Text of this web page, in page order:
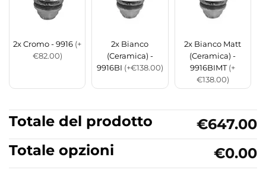
2x Cromo - 9916 (+
€82.00)
2x Bianco
(Ceramica) -
9916BI (+€138.00)
2x Bianco Matt
(Ceramica) -
9916BIMT (+
€138.00)
Totale del prodotto
€647.00
Totale opzioni
€0.00